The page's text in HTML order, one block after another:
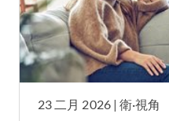
23 二月 2026 |衛·視角